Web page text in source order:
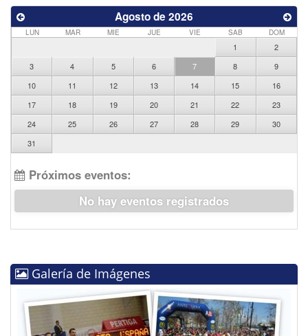
Agosto de 2026
LUN MAR MIE JUE VIE SAB DOM
1
2
3
4 5 6 7 8
9
10
11 12 13 14 15
16
17
18 19 20 21 22
23
24
25 26 27 28 29
30
31
Próximos eventos:
No hay eventos registrados
Galería de Imágenes